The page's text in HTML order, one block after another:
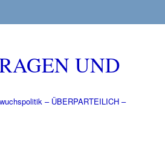
UND
– ÜBERPARTEILICH –